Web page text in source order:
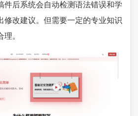
件后系统会自动检测语法错误和学
修改建议。但需要一定的专业知识
。